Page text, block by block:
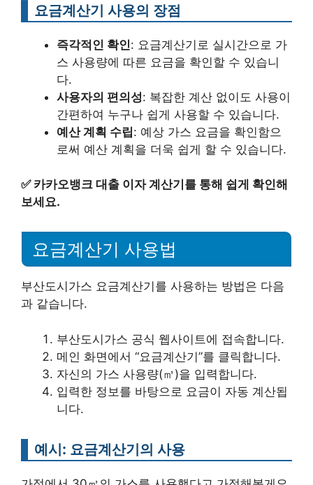
요금계산기 사용의 장점
즉각적인 확인: 요금계산기로 실시간으로 가
스 사용량에 따른 요금을 확인할 수 있습니
다.
사용자의 편의성: 복잡한 계산 없이도 사용이
간편하여 누구나 쉽게 사용할 수 있습니다.
예산 계획 수립: 예상 가스 요금을 확인함으
로써 예산 계획을 더욱 쉽게 할 수 있습니다.
✅ 카카오뱅크 대출 이자 계산기를 통해 쉽게 확인해
보세요.
요금계산기 사용법
부산도시가스 요금계산기를 사용하는 방법은 다음
과 같습니다.
부산도시가스 공식 웹사이트에 접속합니다.
메인 화면에서 “요금계산기”를 클릭합니다.
자신의 가스 사용량(㎥)을 입력합니다.
입력한 정보를 바탕으로 요금이 자동 계산됩
니다.
예시: 요금계산기의 사용